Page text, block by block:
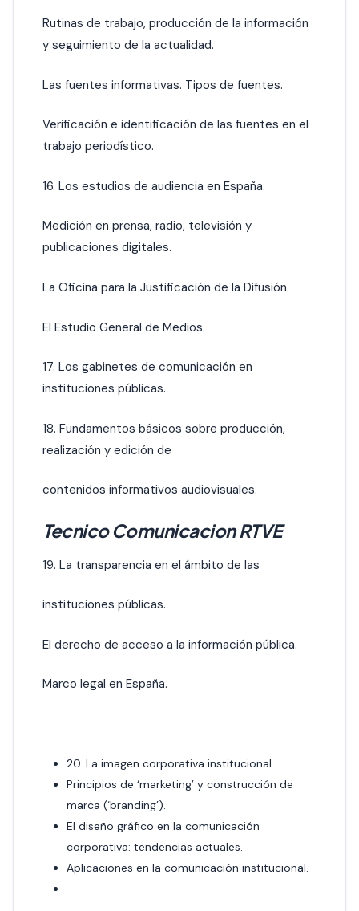
Rutinas de trabajo, producción de la información
y seguimiento de la actualidad.
Las fuentes informativas. Tipos de fuentes.
Verificación e identificación de las fuentes en el
trabajo periodístico.
16. Los estudios de audiencia en España.
Medición en prensa, radio, televisión y
publicaciones digitales.
La Oficina para la Justificación de la Difusión.
El Estudio General de Medios.
17. Los gabinetes de comunicación en
instituciones públicas.
18. Fundamentos básicos sobre producción,
realización y edición de
contenidos informativos audiovisuales.
Tecnico Comunicacion RTVE
19. La transparencia en el ámbito de las
instituciones públicas.
El derecho de acceso a la información pública.
Marco legal en España.
20. La imagen corporativa institucional.
Principios de ‘marketing’ y construcción de
marca (‘branding’).
El diseño gráfico en la comunicación
corporativa: tendencias actuales.
Aplicaciones en la comunicación institucional.